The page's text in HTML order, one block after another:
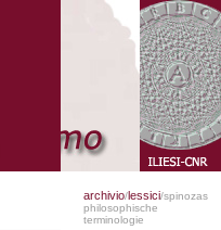
archivio/lessici/spinozas
philosophische
terminologie